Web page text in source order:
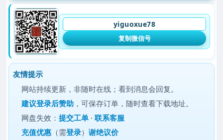
yiguoxue78
复制微信号
友情提示
网站持续更新，非随时在线；看到消息会回复。
建议登录后赞助 ，可保存订单，随时查看下载地址。
网盘失效：提交工单 ·联系客服
充值优惠 （需登录）谢绝议价